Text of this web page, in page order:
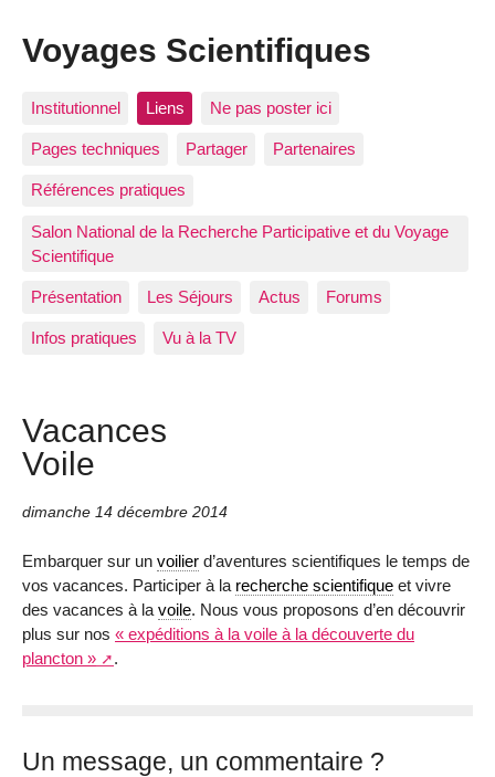
Voyages Scientifiques
Institutionnel Liens Ne pas poster ici
Pages techniques Partager Partenaires
Références pratiques
Salon National de la Recherche Participative et du Voyage
Scientifique
Présentation Les Séjours Actus Forums
Infos pratiques Vu à la TV
Vacances
Voile
dimanche 14 décembre 2014
Embarquer sur un voilier d’aventures scientifiques le temps de
vos vacances. Participer à la recherche scientifique et vivre
des vacances à la voile. Nous vous proposons d’en découvrir
plus sur nos « expéditions à la voile à la découverte du
plancton »
.
Un message, un commentaire ?